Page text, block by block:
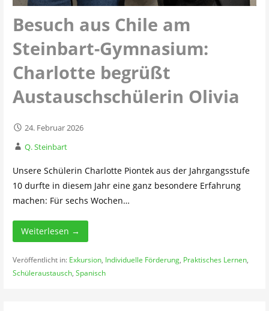
Besuch aus Chile am
Steinbart-Gymnasium:
Charlotte begrüßt
Austauschschülerin Olivia
24. Februar 2026
Q. Steinbart
Unsere Schülerin Charlotte Piontek aus der Jahrgangsstufe
10 durfte in diesem Jahr eine ganz besondere Erfahrung
machen: Für sechs Wochen…
Weiterlesen →
Veröffentlicht in: Exkursion, Individuelle Förderung, Praktisches Lernen,
Schüleraustausch, Spanisch